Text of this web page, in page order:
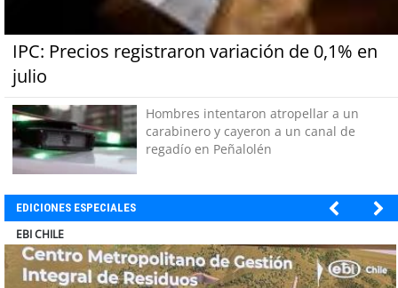
IPC: Precios registraron variación de 0,1% en
julio
Hombres intentaron atropellar a un
carabinero y cayeron a un canal de
regadío en Peñalolén
EDICIONES ESPECIALES
SOPRAVAL